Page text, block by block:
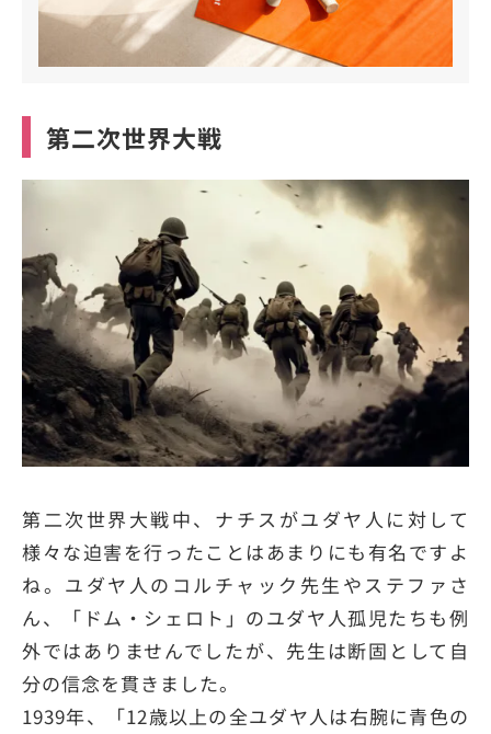
第二次世界大戦
第二次世界大戦中、ナチスがユダヤ人に対して
様々な迫害を行ったことはあまりにも有名ですよ
ね。ユダヤ人のコルチャック先生やステファさ
ん、「ドム・シェロト」のユダヤ人孤児たちも例
外ではありませんでしたが、先生は断固として自
分の信念を貫きました。
1939年、「12歳以上の全ユダヤ人は右腕に青色の